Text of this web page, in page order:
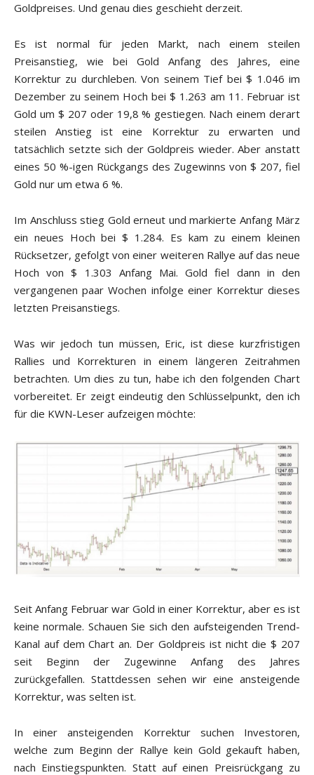
Goldpreises. Und genau dies geschieht derzeit.
Es ist normal für jeden Markt, nach einem steilen
Preisanstieg, wie bei Gold Anfang des Jahres, eine
Korrektur zu durchleben. Von seinem Tief bei $ 1.046 im
Dezember zu seinem Hoch bei $ 1.263 am 11. Februar ist
Gold um $ 207 oder 19,8 % gestiegen. Nach einem derart
steilen Anstieg ist eine Korrektur zu erwarten und
tatsächlich setzte sich der Goldpreis wieder. Aber anstatt
eines 50 %-igen Rückgangs des Zugewinns von $ 207, fiel
Gold nur um etwa 6 %.
Im Anschluss stieg Gold erneut und markierte Anfang März
ein neues Hoch bei $ 1.284. Es kam zu einem kleinen
Rücksetzer, gefolgt von einer weiteren Rallye auf das neue
Hoch von $ 1.303 Anfang Mai. Gold fiel dann in den
vergangenen paar Wochen infolge einer Korrektur dieses
letzten Preisanstiegs.
Was wir jedoch tun müssen, Eric, ist diese kurzfristigen
Rallies und Korrekturen in einem längeren Zeitrahmen
betrachten. Um dies zu tun, habe ich den folgenden Chart
vorbereitet. Er zeigt eindeutig den Schlüsselpunkt, den ich
für die KWN-Leser aufzeigen möchte:
Seit Anfang Februar war Gold in einer Korrektur, aber es ist
keine normale. Schauen Sie sich den aufsteigenden Trend-
Kanal auf dem Chart an. Der Goldpreis ist nicht die $ 207
seit Beginn der Zugewinne Anfang des Jahres
zurückgefallen. Stattdessen sehen wir eine ansteigende
Korrektur, was selten ist.
In einer ansteigenden Korrektur suchen Investoren,
welche zum Beginn der Rallye kein Gold gekauft haben,
nach Einstiegspunkten. Statt auf einen Preisrückgang zu